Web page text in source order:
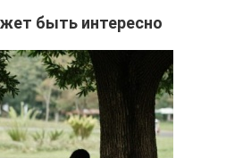
быть интересно